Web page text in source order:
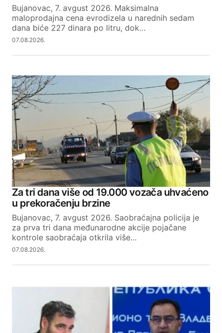
Bujanovac, 7. avgust 2026. Maksimalna
maloprodajna cena evrodizela u narednih sedam
dana biće 227 dinara po litru, dok…
07.08.2026.
Za tri dana više od 19.000 vozača uhvaćeno
u prekoračenju brzine
Bujanovac, 7. avgust 2026. Saobraćajna policija je
za prva tri dana međunarodne akcije pojačane
kontrole saobraćaja otkrila više…
07.08.2026.